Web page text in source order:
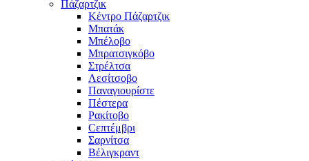
Πάζαρτζικ
Κέντρο Πάζαρτζικ
Μπατάκ
Μπέλοβο
Μπρατσιγκόβο
Στρέλτσα
Λεσίτσοβο
Παναγιουρίστε
Πέστερα
Ρακίτοβο
Сεπτέμβρι
Σαρνίτσα
Βέλιγκραντ